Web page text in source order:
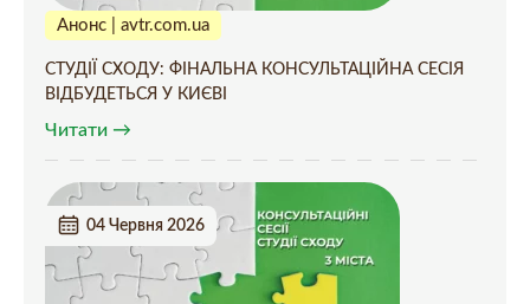
Анонс | avtr.com.ua
СТУДІЇ СХОДУ: ФІНАЛЬНА КОНСУЛЬТАЦІЙНА СЕСІЯ
ВІДБУДЕТЬСЯ У КИЄВІ
Читати →
04 Червня 2026